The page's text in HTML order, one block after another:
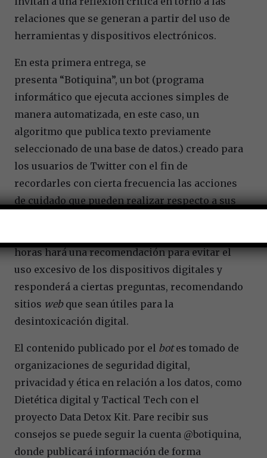
relaciones que se generan a partir del uso de
herramientas y dispositivos electrónicos.
En esta primera entrega, se
presenta “Botiquina”, un bot (programa
informático que ejecuta acciones simples de
manera automatizada, en este caso, un
algoritmo que publica texto previamente
seleccionado de una base de datos.) creado para
los usuarios de Twitter con el fin de
recordarles con cierta frecuencia las acciones
de cuidado que pueden realizar respecto a sus
horas haráuna recomendación para evitar el
uso excesivo de los dispositivos digitales y
responderá a ciertas preguntas, recomendando
sitios webque sean útiles para la
desintoxicación digital.
El contenido publicado por el botes tomado de
organizaciones de seguridad digital,
privacidad y ética en relación a los datos, como
Dietética digital y Tactical Tech con el
proyecto Data Detox Kit. Pare recibir sus
consejos se puede seguir la cuenta @botiquina,
donde publicará información de forma